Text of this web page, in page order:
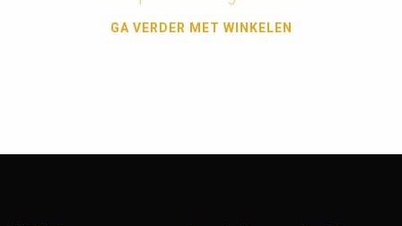
GA VERDER MET WINKELEN